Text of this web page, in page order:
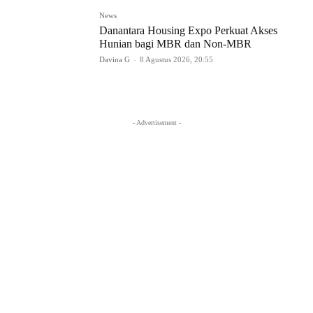
News
Danantara Housing Expo Perkuat Akses
Hunian bagi MBR dan Non-MBR
Davina G - 8 Agustus 2026, 20:55
- Advertisement -